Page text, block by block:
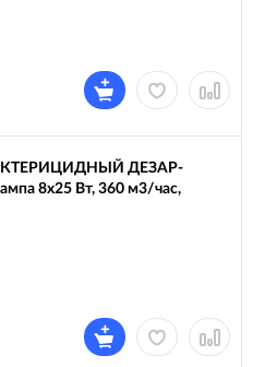
ДЕЗАР-
8х25 Вт, 360 м3/час,